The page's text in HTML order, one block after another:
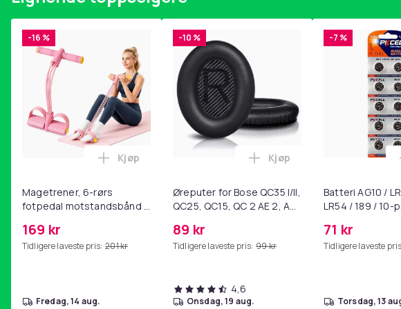
-16 %
Magetrener, 6-rørs
fotpedal motstandsbånd -
yoga og
hjemmegymnastikk Pink
169 kr
Tidligere laveste pris: 201 kr
Legg Magetrener, 6-rørs fotpedal motstandsbånd -
Kjøp
fredag, 14 aug.
-10 %
Øreputer for Bose QC35 I/II,
QC25, QC15, QC 2 AE 2, AE
SoundLink Black
89 kr
Tidligere laveste pris: 99 kr
Legg Øreputer for Bose
Kjøp
4,6
onsdag, 19 aug.
-7 %
Batteri AG10 /
LR54 / 189 / 10-
71 kr
Tidligere laveste
torsdag, 13